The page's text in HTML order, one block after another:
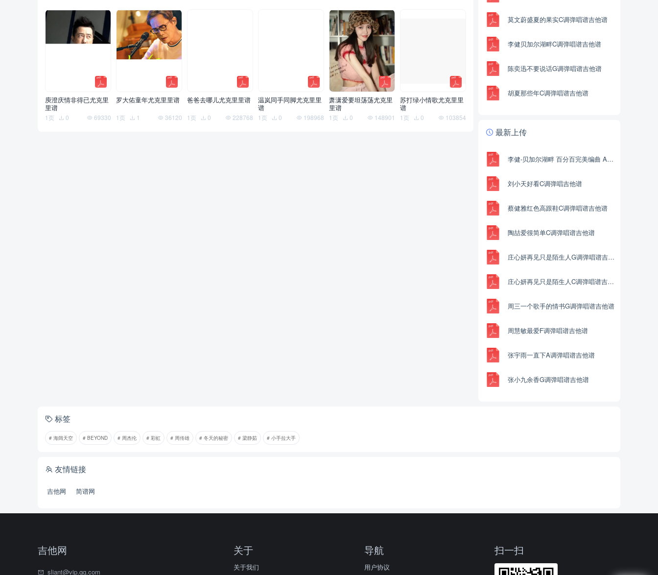
庾澄庆情非得已尤克里
里谱
1页 0 69330
罗大佑童年尤克里里谱
1页 1 36120
爸爸去哪儿尤克里里谱
1页 0 228768
温岚同手同脚尤克里里
谱
1页 0 198968
萧潇爱要坦荡荡尤克里
里谱
1页 0 148901
苏打绿小情歌尤克里里
谱
1页 0 103854
莫文蔚盛夏的果实C调弹唱谱吉他谱
李健贝加尔湖畔C调弹唱谱吉他谱
陈奕迅不要说话G调弹唱谱吉他谱
胡夏那些年C调弹唱谱吉他谱
最新上传
李健-贝加尔湖畔 百分百完美编曲 Am Key Capo:5
刘小天好看C调弹唱吉他谱
蔡健雅红色高跟鞋C调弹唱谱吉他谱
陶喆爱很简单C调弹唱谱吉他谱
庄心妍再见只是陌生人G调弹唱谱吉他谱
庄心妍再见只是陌生人C调弹唱谱吉他谱
周三一个歌手的情书G调弹唱谱吉他谱
周慧敏最爱F调弹唱谱吉他谱
张宇雨一直下A调弹唱谱吉他谱
张小九余香G调弹唱谱吉他谱
标签
# 海阔天空 # BEYOND # 周杰伦 # 彩虹 # 周传雄 # 冬天的秘密 # 梁静茹 # 小手拉大手
友情链接
吉他网 简谱网
吉他网
sliant@vip.qq.com
关于
关于我们
导航
用户协议
扫一扫